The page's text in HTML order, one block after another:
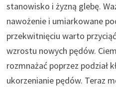
stanowisko i żyzną glebę.
nawożenie i umiarkowane
przekwitnięciu warto
wzrostu nowych pędów.
rozmnażać poprzez podział
ukorzenianie pędów. Teraz